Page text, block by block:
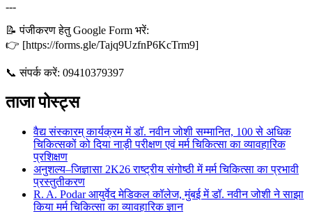
---
📝 पंजीकरण हेतु Google Form भरें:
👉 [https://forms.gle/Tajq9UzfnP6KcTrm9]
📞 संपर्क करें: 09410379397
ताजा पोस्ट्स
वैद्य संस्कारम् कार्यक्रम में डॉ. नवीन जोशी सम्मानित, 100 से अधिक
चिकित्सकों को दिया नाड़ी परीक्षण एवं मर्म चिकित्सा का व्यावहारिक
प्रशिक्षण
अनुशल्य–जिज्ञासा 2K26 राष्ट्रीय संगोष्ठी में मर्म चिकित्सा का प्रभावी
प्रस्तुतीकरण
R. A. Podar आयुर्वेद मेडिकल कॉलेज, मुंबई में डॉ. नवीन जोशी ने साझा
किया मर्म चिकित्सा का व्यावहारिक ज्ञान